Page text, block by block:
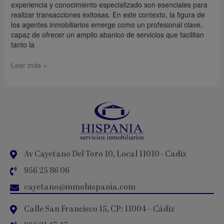
experiencia y conocimiento especializado son esenciales para
realizar transacciones exitosas. En este contexto, la figura de
los agentes inmobiliarios emerge como un profesional clave,
capaz de ofrecer un amplio abanico de servicios que facilitan
tanto la
Leer más »
Av Cayetano Del Toro 10, Local 11010 - Cadiz
956 25 86 06
cayetano@inmohispania.com
Calle San Francisco 15, CP: 11004 – Cádiz